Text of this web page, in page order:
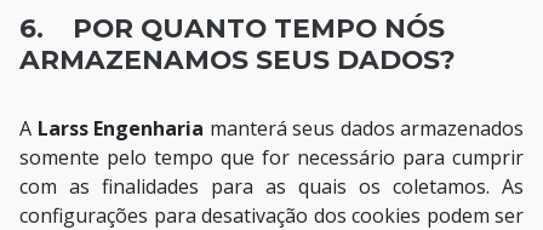
6. POR QUANTO TEMPO NÓS
ARMAZENAMOS SEUS DADOS?
A Larss Engenharia manterá seus dados armazenados
somente pelo tempo que for necessário para cumprir
com as finalidades para as quais os coletamos. As
configurações para desativação dos cookies podem ser